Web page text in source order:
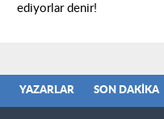
ediyorlar denir!
YAZARLAR SON DAKIKA